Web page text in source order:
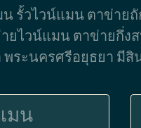
รั้วไวน์แมน ตาข่าย
ยไวน์แมน ตาข่ายกึ่ง
ระนครศรีอยุธยา มีสิ
มน